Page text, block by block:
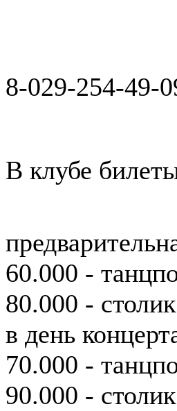
8-029-254-49-
В клубе
60.000 -
80.000 - столик
в день
70.000 -
90.000 - столик